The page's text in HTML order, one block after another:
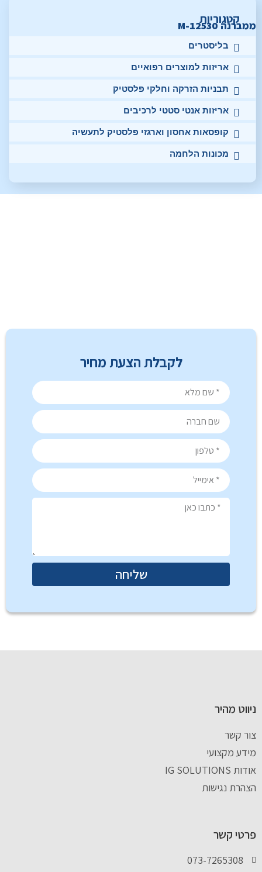
קטגוריות
בליסטרים
אריזות למוצרים רפואיים
תבניות הזרקה וחלקי פלסטיק
אריזות אנטי סטטי לרכיבים
קופסאות אחסון וארגזי פלסטיק לתעשיה
מכונות הלחמה
ממברנה M-12530
לקבלת הצעת מחיר
שליחה
ניווט מהיר
צור קשר
מידע מקצועי
אודות IG SOLUTIONS
הצהרת נגישות
פרטי קשר
073-7265308